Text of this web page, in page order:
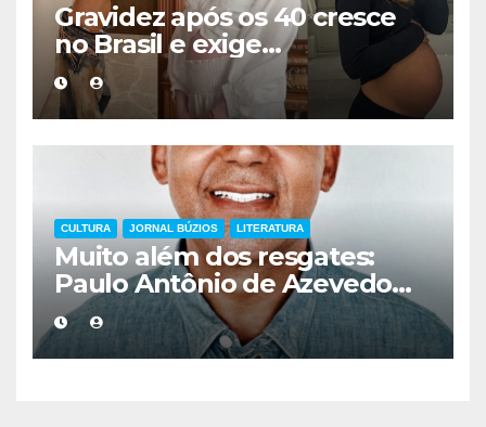
Gravidez após os 40 cresce
no Brasil e exige
acompanhamento médico
mais cuidadoso
CULTURA JORNAL BÚZIOS LITERATURA
Muito além dos resgates:
Paulo Antônio de Azevedo
eterniza a coragem, a
humanidade e a missão dos
guarda-vidas na literatura